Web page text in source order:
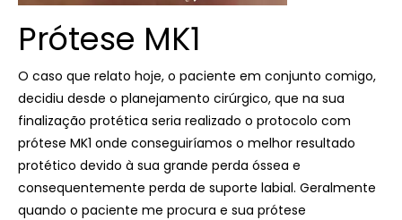
Prótese MK1
O caso que relato hoje, o paciente em conjunto comigo,
decidiu desde o planejamento cirúrgico, que na sua
finalização protética seria realizado o protocolo com
prótese MK1 onde conseguiríamos o melhor resultado
protético devido à sua grande perda óssea e
consequentemente perda de suporte labial. Geralmente
quando o paciente me procura e sua prótese